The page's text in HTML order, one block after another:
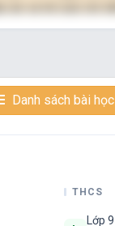
án và lời giải chi
với tài khoản
hỏi, đáp án và lời
Danh sách bài học
THCS
Lớp 9